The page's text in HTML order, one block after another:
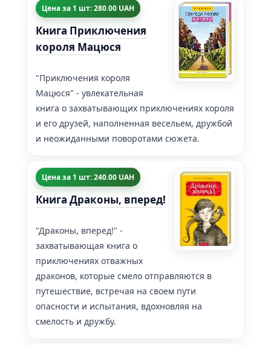
Цена за 1 шт: 280.00 UAH
Книга Приключения
короля Мацюся
"Приключения короля
Мацюся" - увлекательная
книга о захватывающих приключениях короля
и его друзей, наполненная весельем, дружбой
и неожиданными поворотами сюжета.
Цена за 1 шт: 240.00 UAH
Книга Драконы, вперед!
"Драконы, вперед!" -
захватывающая книга о
приключениях отважных
драконов, которые смело отправляются в
путешествие, встречая на своем пути
опасности и испытания, вдохновляя на
смелость и дружбу.